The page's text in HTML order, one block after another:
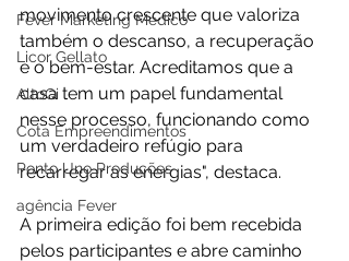
Fever Marketing Médico
Licor Gellato
AltoQi
Cota Empreendimentos
Ponto Uno Produções
agência Fever
movimento crescente que valoriza
também o descanso, a recuperação
e o bem-estar. Acreditamos que a
casa tem um papel fundamental
nesse processo, funcionando como
um verdadeiro refúgio para
recarregar as energias", destaca.
A primeira edição foi bem recebida
pelos participantes e abre caminho